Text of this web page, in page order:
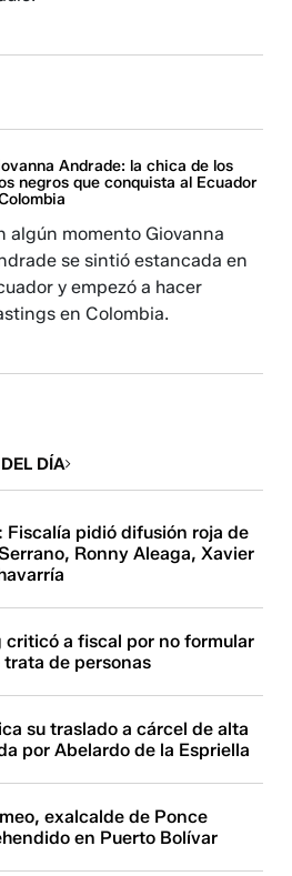
Andrade: la chica de los
negros que conquista al Ecuador
algún momento Giovanna
se sintió estancada en
y empezó a hacer
en Colombia.
DÍA
Fiscalía pidió difusión roja de
Ronny Aleaga, Xavier
criticó a fiscal por no formular
de personas
su traslado a cárcel de alta
por Abelardo de la Espriella
exalcalde de Ponce
en Puerto Bolívar